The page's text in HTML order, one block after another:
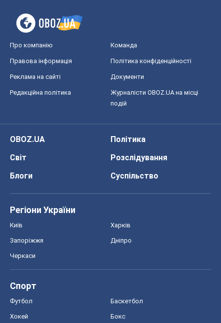
Про компанію Команда
Правова інформація Політика конфіденційності
Реклама на сайті Документи
Редакційна політика
Журналісти OBOZ.UA на місці
подій
OBOZ.UA
Політика
Світ
Розслідування
Блоги
Суспільство
Регіони України
Київ Харків
Запоріжжя Дніпро
Черкаси
Спорт
Футбол Баскетбол
Хокей Бокс